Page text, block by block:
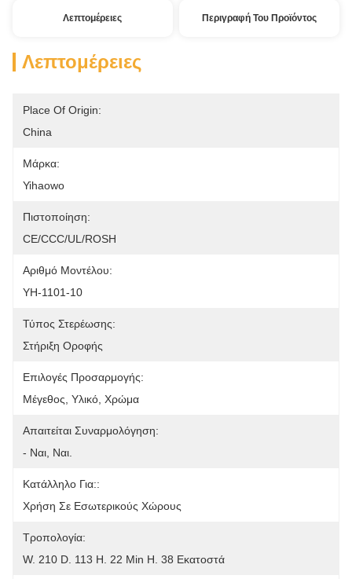
Λεπτομέρειες Περιγραφή Του Προϊόντος
Λεπτομέρειες
Place Of Origin:
China
Μάρκα:
Yihaowo
Πιστοποίηση:
CE/CCC/UL/ROSH
Αριθμό Μοντέλου:
YH-1101-10
Τύπος Στερέωσης:
Στήριξη Οροφής
Επιλογές Προσαρμογής:
Μέγεθος, Υλικό, Χρώμα
Απαιτείται Συναρμολόγηση:
- Ναι, Ναι.
Κατάλληλο Για::
Χρήση Σε Εσωτερικούς Χώρους
Τροπολογία:
W. 210 D. 113 H. 22 Min H. 38 Εκατοστά